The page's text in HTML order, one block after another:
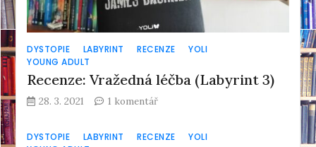
DYSTOPIE LABYRINT RECENZE
YOLI
YOUNG ADULT
Recenze: Vražedná léčba (Labyrint 3)
28. 3. 2021 1 komentářu
názvem
DYSTOPIE LABYRINT RECENZE
YOLI